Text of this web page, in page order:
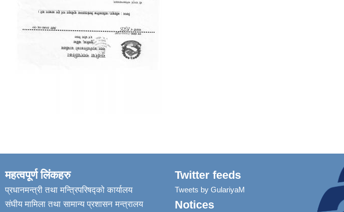
महत्वपूर्ण लिंकहरु
प्रधानमन्त्री तथा मन्त्रिपरिषद्को कार्यालय
संघीय मामिला तथा सामान्य प्रशासन मन्त्रालय
Twitter feeds
Tweets by GulariyaM
Notices